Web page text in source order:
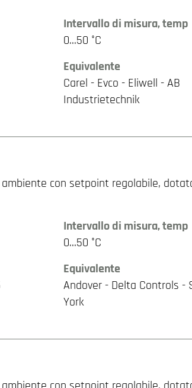
Intervallo di misura, temp
0…50 °C
Equivalente
Carel - Evco - Eliwell - AB
Industrietechnik
con setpoint regolabile,
Intervallo di misura, temp
0…50 °C
Equivalente
Andover - Delta Controls -
York